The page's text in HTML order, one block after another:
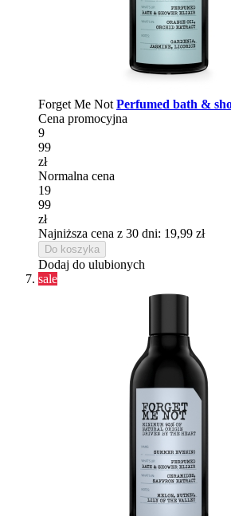
Forget Me Not Perfumed bath &
Cena promocyjna
9
99
zł
Normalna cena
19
99
zł
Najniższa cena z 30 dni: 19,99 zł
Do koszyka
Dodaj do ulubionych
sale